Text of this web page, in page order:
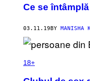
Ce se
03.11.19 BY MANISHA
18+